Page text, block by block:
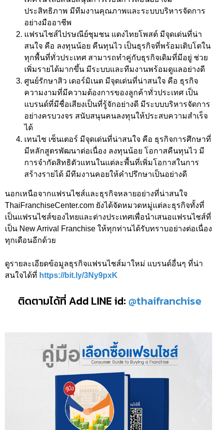
ประสิทธิภาพ มีทีมงานคุณภาพและระบบบริหารจัดการ
อย่างมืออาชีพ
แฟรนไชส์ไปรษณีย์ชุมชน แตงไทยโพสต์ มีจุดเด่นที่น่า
สนใจ คือ ลงทุนน้อย คืนทุนไว เป็นธุรกิจที่พร้อมเติบโตใน
ทุกพื้นที่ทั่วประเทศ สามารถทำคู่กับธุรกิจเดิมที่มีอยู่ ช่วย
เพิ่มรายได้มากขึ้น มีระบบและทีมงานพร้อมดูแลอย่างดี
ศูนย์รักษาสิว เดอร์มิเนต มีจุดเด่นที่น่าสนใจ คือ ธุรกิจ
ความงามที่มีความต้องการของลูกค้าทั่วประเทศ เป็น
แบรนด์ที่มีชื่อเสียงเป็นที่รู้จักอย่างดี มีระบบบริหารจัดการ
อย่างครบวงจร สนับสนุนคนลงทุนให้ประสบความสำเร็จ
ได้
เทนไซ เซ็นเตอร์ มีจุดเด่นที่น่าสนใจ คือ ธุรกิจการศึกษาที่
มีหลักสูตรพัฒนาต่อเนื่อง ลงทุนน้อย โอกาสคืนทุนไว มี
การจำกัดสิทธิตัวแทนในแต่ละพื้นที่เพิ่มโอกาสในการ
สร้างรายได้ มีทีมงานคอยให้คำปรึกษาเป็นอย่างดี
นอกเหนือจากแฟรนไชส์และธุรกิจหลายอย่างที่น่าสนใจ
ThaiFranchiseCenter.com ยังได้จัดหมวดหมู่แต่ละธุรกิจทั้งที่
เป็นแฟรนไชส์ของไทยและต่างประเทศเพื่อนำเสนอแฟรนไชส์ที่
เป็น New Arrival Franchise ให้ทุกท่านได้รับทราบอย่างต่อเนื่อง
ทุกเดือนอีกด้วย
ดูรายละเอียดข้อมูลธุรกิจแฟรนไชส์มาใหม่ แบรนด์อื่นๆ ที่น่า
สนใจได้ที่ https://bit.ly/3Ny9pxK
ติดตามได้ที่ Add LINE id: @thaifranchise